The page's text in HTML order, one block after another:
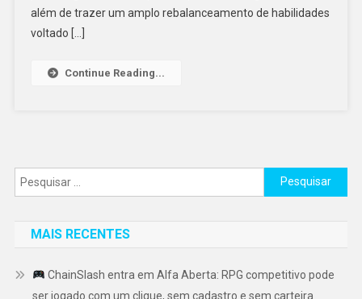
além de trazer um amplo rebalanceamento de habilidades
voltado […]
Continue Reading...
Pesquisar
por:
MAIS RECENTES
ChainSlash entra em Alfa Aberta: RPG competitivo pode
ser jogado com um clique, sem cadastro e sem carteira